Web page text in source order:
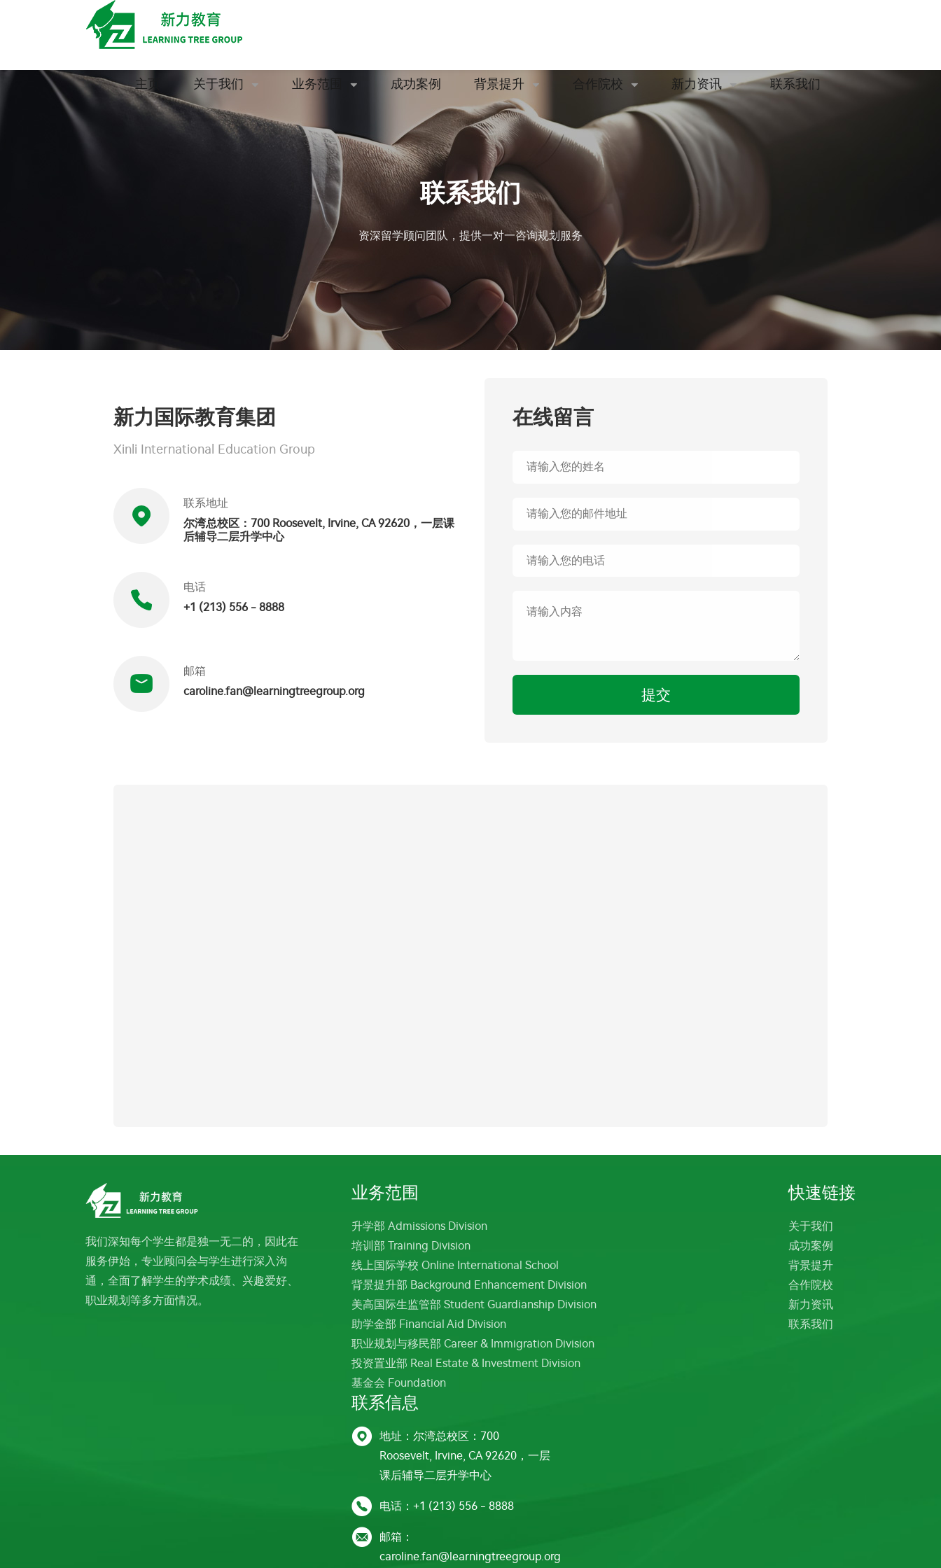
主页 关于我们  业务范围  成功案例 背景提升  合作院校  新力资讯  联系我们
联系我们
资深留学顾问团队，提供一对一咨询规划服务
新力国际教育集团
Xinli International Education Group
联系地址
尔湾总校区：700 Roosevelt, Irvine, CA 92620，一层课
后辅导二层升学中心
电话
+1 (213) 556 - 8888
邮箱
caroline.fan@learningtreegroup.org
在线留言
我们深知每个学生都是独一无二的，因此在
服务伊始，专业顾问会与学生进行深入沟
通，全面了解学生的学术成绩、兴趣爱好、
职业规划等多方面情况。
业务范围
升学部 Admissions Division
培训部 Training Division
线上国际学校 Online International School
背景提升部 Background Enhancement Division
美高国际生监管部 Student Guardianship Division
助学金部 Financial Aid Division
职业规划与移民部 Career & Immigration Division
投资置业部 Real Estate & Investment Division
基金会 Foundation
快速链接
关于我们
成功案例
背景提升
合作院校
新力资讯
联系我们
联系信息
 地址：尔湾总校区：700
Roosevelt, Irvine, CA 92620，一层
课后辅导二层升学中心
 电话：+1 (213) 556 - 8888

邮箱：
caroline.fan@learningtreegroup.org